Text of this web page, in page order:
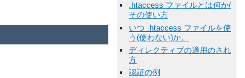
.htaccess ファイルとは何か/
その使い方
いつ .htaccess ファイルを使
う(使わない)か。
ディレクティブの適用のされ
方
認証の例